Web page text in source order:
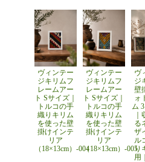
ヴィンテー
ジキリムフ
レームアー
ト Sサイズ｜
トルコの手
織りキリム
を使った壁
掛けインテ
リア
（18×13cm）-004
ヴィンテー
ジキリムフ
レームアー
ト Sサイズ｜
トルコの手
織りキリム
を使った壁
掛けインテ
リア
（18×13cm）-005
ヴ
ジ
壁
ォ
ム
る
ザ
ル
り
用